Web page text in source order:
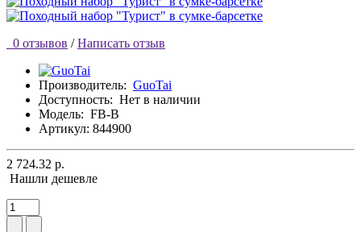
0 отзывов / Написать отзыв
Производитель: GuoTai
Доступность: Нет в наличии
Модель: FB-B
Артикул: 844900
2 724.32 р.
Нашли дешевле